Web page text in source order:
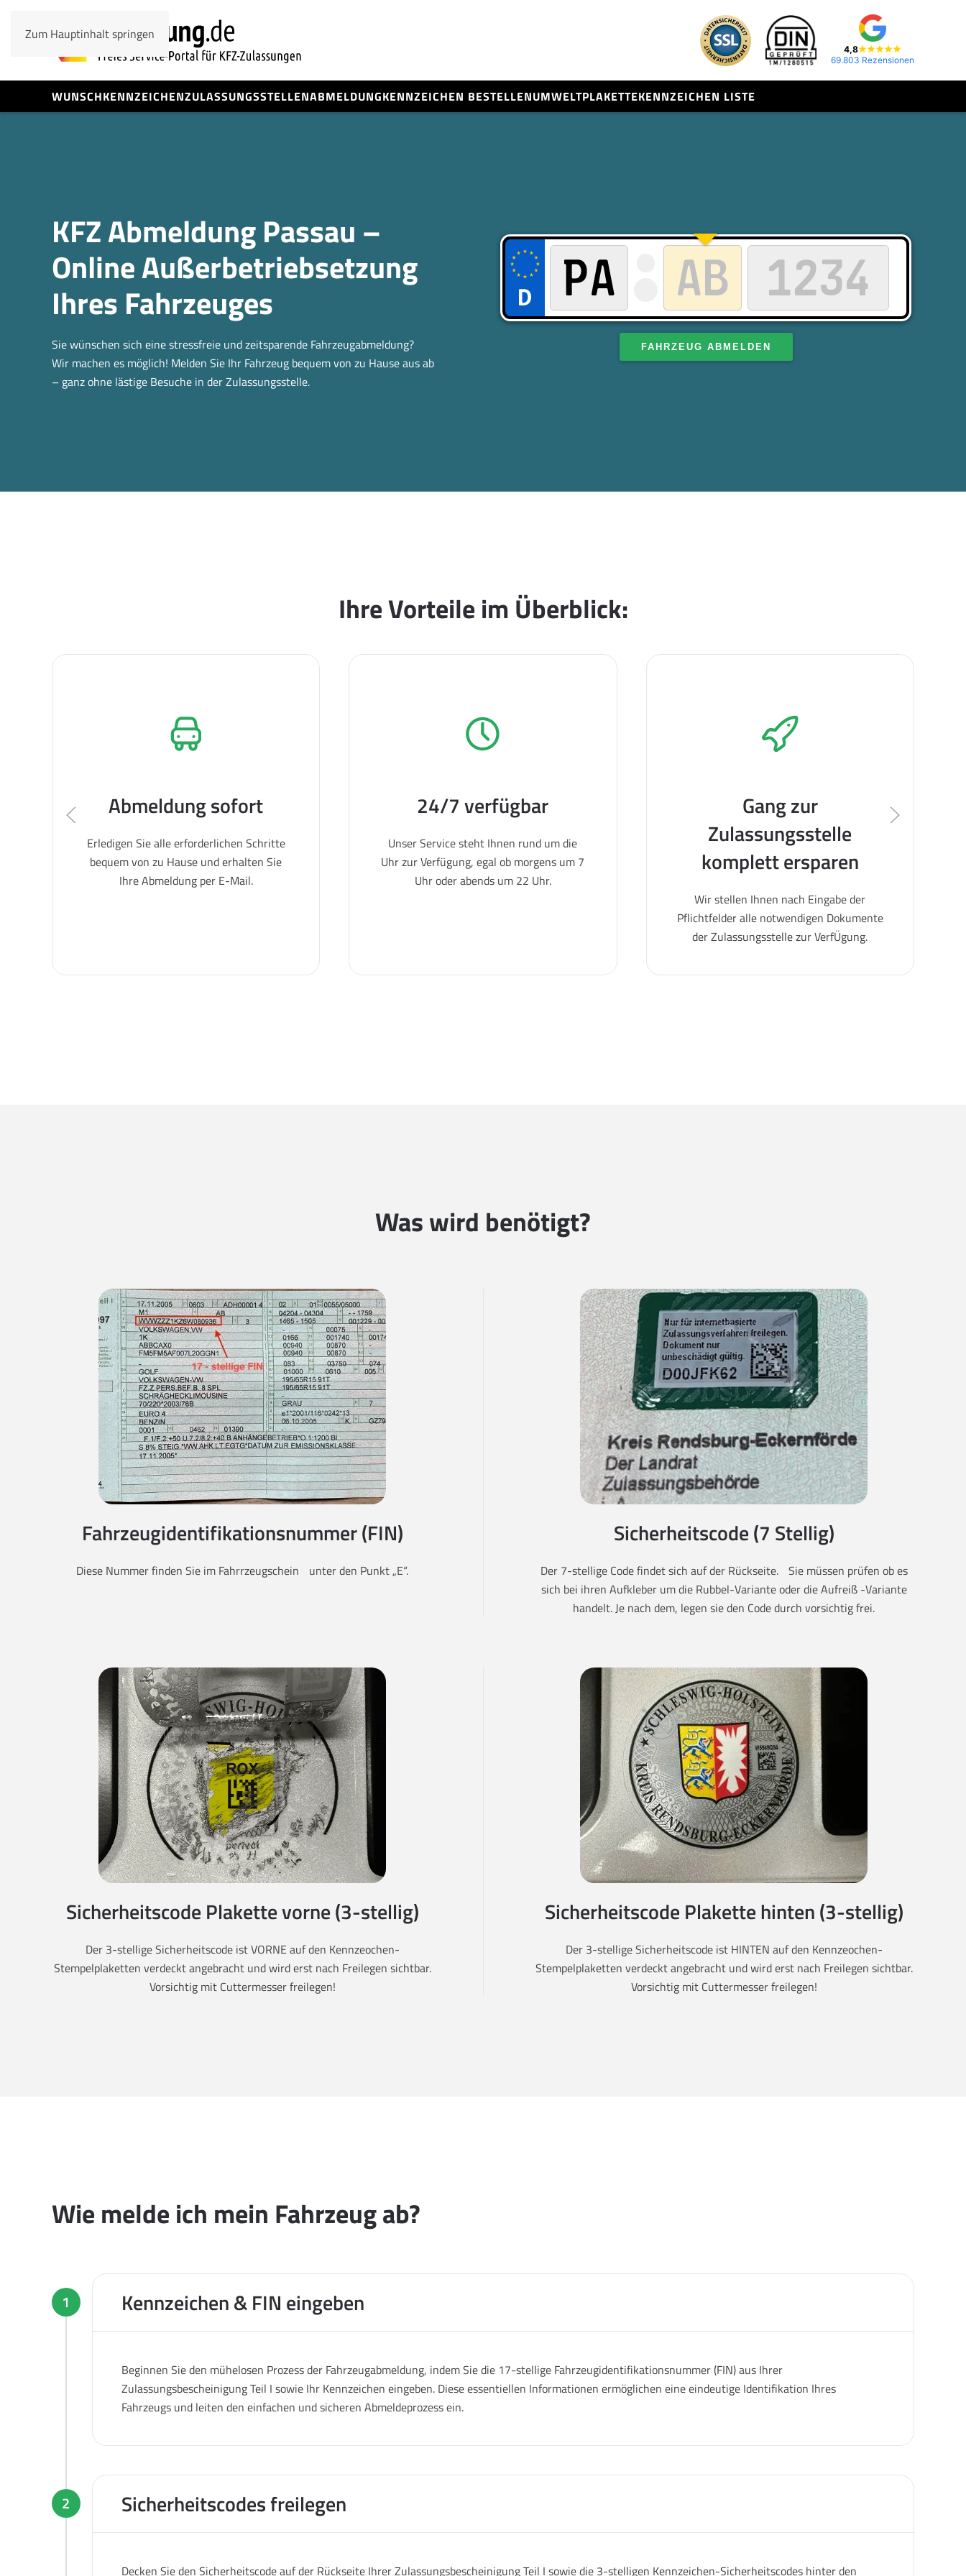
Zum Hauptinhalt springen
4,8
69.803 Rezensionen
WUNSCHKENNZEICHENZULASSUNGSSTELLENABMELDUNGKENNZEICHEN BESTELLENUMWELTPLAKETTEKENNZEICHEN LISTE
KFZ Abmeldung Passau –
Online Außerbetrieb­setzung
Ihres Fahrzeuges
Sie wünschen sich eine stressfreie und zeitsparende Fahrzeugabmeldung?
Wir machen es möglich! Melden Sie Ihr Fahrzeug bequem von zu Hause aus ab
– ganz ohne lästige Besuche in der Zulassungsstelle.
FAHRZEUG ABMELDEN
Ihre Vorteile im Überblick:
Abmeldung sofort
Erledigen Sie alle erforderlichen Schritte
bequem von zu Hause und erhalten Sie
Ihre Abmeldung per E-Mail.
24/7 verfügbar
Unser Service steht Ihnen rund um die
Uhr zur Verfügung, egal ob morgens um 7
Uhr oder abends um 22 Uhr.
Gang zur
Zulassungsstelle
komplett ersparen
Wir stellen Ihnen nach Eingabe der
Pflichtfelder alle notwendigen Dokumente
der Zulassungsstelle zur VerfÜgung.
Was wird benötigt?
Fahrzeugidentifikationsnummer (FIN)
Diese Nummer finden Sie im Fahrrzeugschein unter den Punkt „E“.
Sicherheitscode (7 Stellig)
Der 7-stellige Code findet sich auf der Rückseite. Sie müssen prüfen ob es
sich bei ihren Aufkleber um die Rubbel-Variante oder die Aufreiß -Variante
handelt. Je nach dem, legen sie den Code durch vorsichtig frei.
Sicherheitscode Plakette vorne (3-stellig)
Der 3-stellige Sicherheitscode ist VORNE auf den Kennzeochen-
Stempelplaketten verdeckt angebracht und wird erst nach Freilegen sichtbar.
Vorsichtig mit Cuttermesser freilegen!
Sicherheitscode Plakette hinten (3-stellig)
Der 3-stellige Sicherheitscode ist HINTEN auf den Kennzeochen-
Stempelplaketten verdeckt angebracht und wird erst nach Freilegen sichtbar.
Vorsichtig mit Cuttermesser freilegen!
Wie melde ich mein Fahrzeug ab?
1 Kennzeichen & FIN eingeben
Beginnen Sie den mühelosen Prozess der Fahrzeugabmeldung, indem Sie die 17-stellige Fahrzeugidentifikationsnummer (FIN) aus Ihrer
Zulassungsbescheinigung Teil I sowie Ihr Kennzeichen eingeben. Diese essentiellen Informationen ermöglichen eine eindeutige Identifikation Ihres
Fahrzeugs und leiten den einfachen und sicheren Abmeldeprozess ein.
2 Sicherheitscodes freilegen
Decken Sie den Sicherheitscode auf der Rückseite Ihrer Zulassungsbescheinigung Teil I sowie die 3-stelligen Kennzeichen-Sicherheitscodes hinter den